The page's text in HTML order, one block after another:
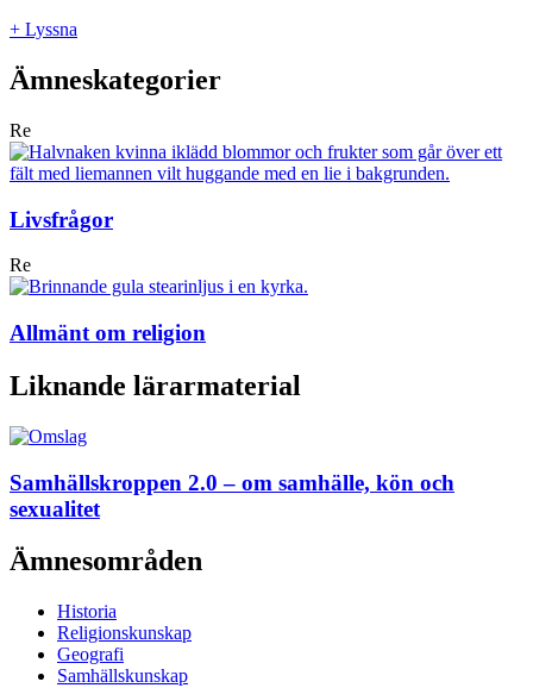
+ Lyssna
Ämneskategorier
Re
Livsfrågor
Re
Allmänt om religion
Liknande lärarmaterial
Samhällskroppen 2.0 – om samhälle, kön och
sexualitet
Ämnesområden
Historia
Religionskunskap
Geografi
Samhällskunskap